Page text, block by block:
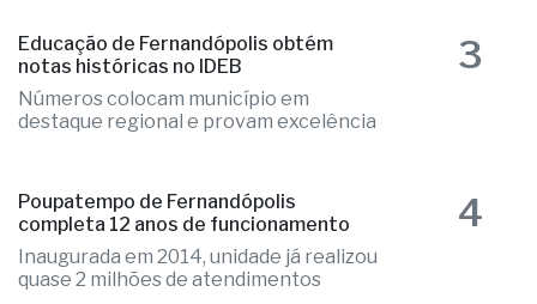
Educação de Fernandópolis obtém
notas históricas no IDEB
Números colocam município em
destaque regional e provam excelência
3
Poupatempo de Fernandópolis
completa 12 anos de funcionamento
Inaugurada em 2014, unidade já realizou
quase 2 milhões de atendimentos
4